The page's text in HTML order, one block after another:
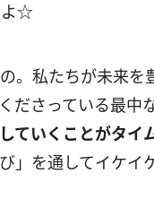
よ☆
。私たちが未来を
くださっている最
ていくことがタイ
」を通してイケイ